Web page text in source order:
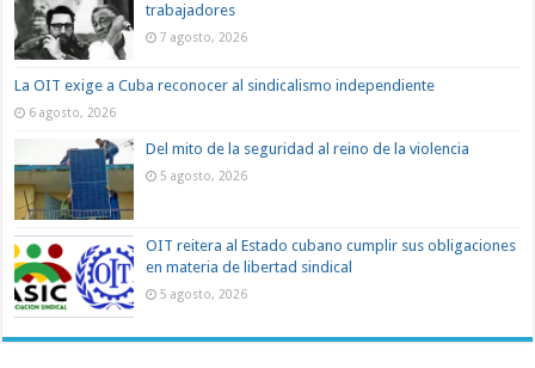
trabajadores
7 agosto, 2026
La OIT exige a Cuba reconocer al sindicalismo independiente
6 agosto, 2026
Del mito de la seguridad al reino de la violencia
5 agosto, 2026
OIT reitera al Estado cubano cumplir sus obligaciones
en materia de libertad sindical
5 agosto, 2026